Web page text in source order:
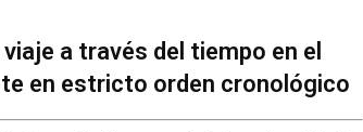
a través del tiempo en el
en estricto orden cronológico